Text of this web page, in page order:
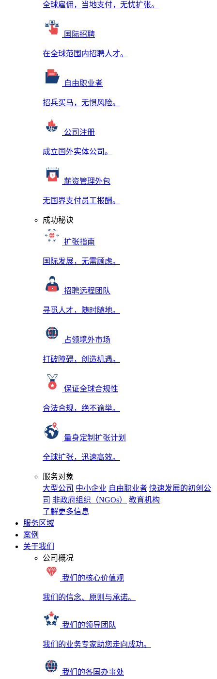
全球雇佣，当地支付，无忧扩张。
国际招聘
在全球范围内招聘人才。
自由职业者
招兵买马，无惧风险。
公司注册
成立国外实体公司。
薪资管理外包
无国界支付员工报酬。
成功秘诀
扩张指南
国际发展，无需顾虑。
招聘远程团队
寻觅人才，随时随地。
占领境外市场
打破障碍，创造机遇。
保证全球合规性
合法合规，绝不逾举。
量身定制扩张计划
全球扩张，迅速高效。
服务对象
大型公司 中小企业 自由职业者 快速发展的初创公
司 非政府组织（NGOs）
教育机构
了解更多信息
服务区域
案例
关于我们
公司概况
我们的核心价值观
我们的信念、原则与承诺。
我们的领导团队
我们的业务专家助您走向成功。
我们的各国办事处